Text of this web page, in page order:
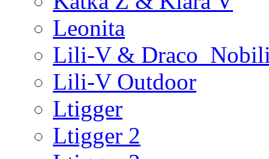
Leonita
Lili-V &
Lili-V Outdoor
Ltigger
Ltigger 2